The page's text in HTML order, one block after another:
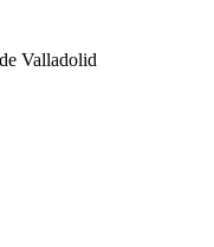
Valladolid